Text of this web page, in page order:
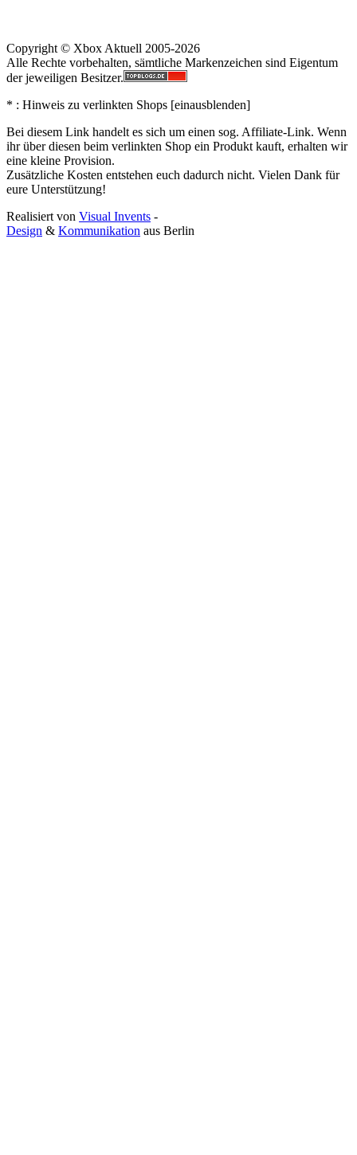
Copyright © Xbox Aktuell 2005-2026
Alle Rechte vorbehalten, sämtliche Markenzeichen sind Eigentum
der jeweiligen Besitzer.
* : Hinweis zu verlinkten Shops [einausblenden]
Bei diesem Link handelt es sich um einen sog. Affiliate-Link. Wenn
ihr über diesen beim verlinkten Shop ein Produkt kauft, erhalten wir
eine kleine Provision.
Zusätzliche Kosten entstehen euch dadurch nicht. Vielen Dank für
eure Unterstützung!
Realisiert von Visual Invents -
Design & Kommunikation aus Berlin